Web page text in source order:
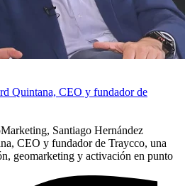
Quintana, CEO y fundador de
Santiago Hernández
CEO y fundador de Traycco, una
geomarketing y activación en punto